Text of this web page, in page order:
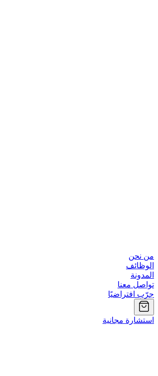
من نحن
الوظائف
المدونة
تواصل معنا
جرّب افتراضيًا
استشارة مجانية